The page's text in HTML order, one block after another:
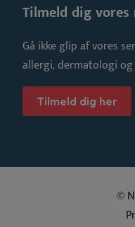
Tilmeld dig vores
Gå ikke glip af vores
allergi, dermatologi
Tilmeld dig her
©